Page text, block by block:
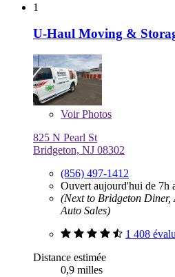
1
U-Haul Moving &
VoirPhotos
825 N Pearl St
Bridgeton, NJ 08302
(856) 497-1412
Ouvert aujourd'hui de 7h
(Next to Bridgeton Diner,
Auto Sales)
1 408
Distance estimée
0,9 milles